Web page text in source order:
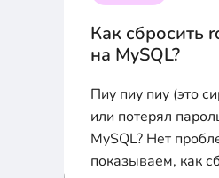
Как сбросить
на MySQL?
Пиу пиу пиу (это
или потерял
MySQL? Нет
показываем, как